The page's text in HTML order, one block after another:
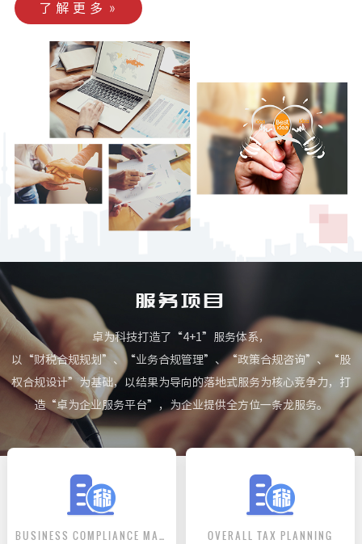
了解更多
服务项目
卓为科技打造了“4+1”服务体系，
以“财税合规规划”、“业务合规管理”、“政策合规咨询”、“股
权合规设计”为基础，以结果为导向的落地式服务为核心竞争力，打
造“卓为企业服务平台”，为企业提供全方位一条龙服务。
BUSINESS COMPLIANCE MANAGEMENT OVERALL TAX PLANNING